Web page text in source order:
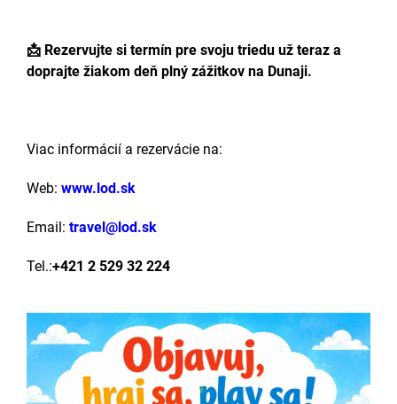
📩 Rezervujte si termín pre svoju triedu už teraz a
doprajte žiakom deň plný zážitkov na Dunaji.
Viac informácií a rezervácie na:
Web: www.lod.sk
Email: travel@lod.sk
Tel.:+421 2 529 32 224